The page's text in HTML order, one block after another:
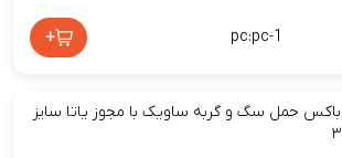
pc:pc-1
+
باکس حمل سگ و گربه ساویک با مجوز یاتا سایز
۳